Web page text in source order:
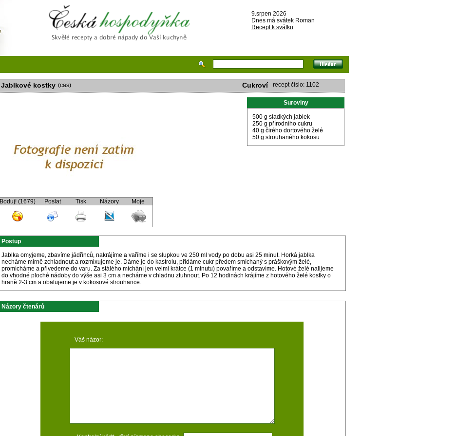
Česká hospodyňka
9.srpen 2026
Dnes má svátek Roman
Recept k svátku
Jablkové kostky (cas) Cukroví recept číslo: 1102
Boduj! (1679) Poslat Tisk Názory Moje
Suroviny
500 g sladkých jablek
250 g přírodního cukru
40 g čirého dortového želé
50 g strouhaného kokosu
Postup
Jablka omyjeme, zbavíme jádřinců, nakrájíme a vaříme i se slupkou ve 250 ml vody po dobu asi 25 minut. Horká jablka
necháme mírně zchladnout a rozmixujeme je. Dáme je do kastrolu, přidáme cukr předem smíchaný s práškovým želé,
promícháme a přivedeme do varu. Za stálého míchání jen velmi krátce (1 minutu) povaříme a odstavíme. Hotové želé nalijeme
do vhodné ploché nádoby do výše asi 3 cm a necháme v chladnu ztuhnout. Po 12 hodinách krájíme z hotového želé kostky o
hraně 2-3 cm a obalujeme je v kokosové strouhance.
Názory čtenárů
Váš názor: